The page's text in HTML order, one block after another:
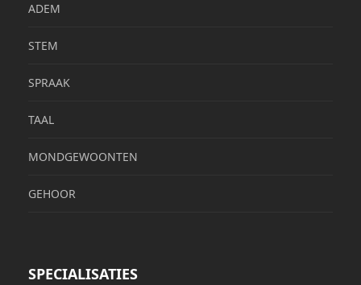
ADEM
STEM
SPRAAK
TAAL
MONDGEWOONTEN
GEHOOR
SPECIALISATIES